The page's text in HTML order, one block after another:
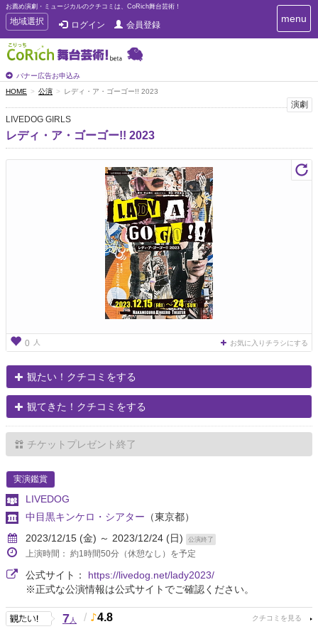
お薦め演劇・ミュージカルのクチコミは、CoRich舞台芸術！
T
o
g
g
e
n
a
v
g
地域選択 ログイン 会員登録
バナー広告お申込み
T
o
i
g
menu
HOME 公演 レディ・ア・ゴーゴー!! 2023
演劇
LIVEDOG GIRLS
レディ・ア・ゴーゴー!! 2023
0 人 お気に入りチラシにする
観たい！クチコミをする
観てきた！クチコミをする
チケットプレゼント終了
実演鑑賞
LIVEDOG
中目黒キンケロ・シアター （東京都）
2023/12/15 (金) ～ 2023/12/24 (日)
公演終了
上演時間： 約1時間50分（休憩なし）を予定
公式サイト： https://livedog.net/lady2023/
※正式な公演情報は公式サイトでご確認ください。
7人 / 4.8